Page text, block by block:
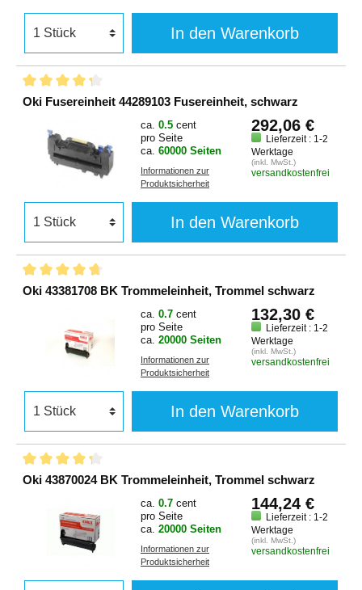
In den Warenkorb
Oki Fusereinheit 44289103 Fusereinheit, schwarz
ca. 0.5 cent
pro Seite
ca. 60000 Seiten
Informationen zur
Produktsicherheit
292,06 €
Lieferzeit : 1-2
Werktage
(inkl. MwSt.)
versandkostenfrei
In den Warenkorb
Oki 43381708 BK Trommeleinheit, Trommel schwarz
ca. 0.7 cent
pro Seite
ca. 20000 Seiten
Informationen zur
Produktsicherheit
132,30 €
Lieferzeit : 1-2
Werktage
(inkl. MwSt.)
versandkostenfrei
In den Warenkorb
Oki 43870024 BK Trommeleinheit, Trommel schwarz
ca. 0.7 cent
pro Seite
ca. 20000 Seiten
Informationen zur
Produktsicherheit
144,24 €
Lieferzeit : 1-2
Werktage
(inkl. MwSt.)
versandkostenfrei